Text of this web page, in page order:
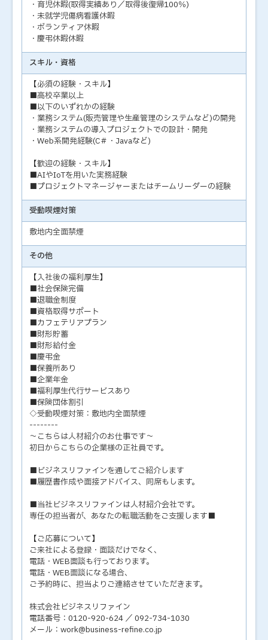
・育児休暇(取得実績あり／取得後復帰100％)
・未就学児傷病看護休暇
・ボランティア休暇
・慶弔休暇休暇
スキル・資格
【必須の経験・スキル】
■高校卒業以上
■以下のいずれかの経験
・業務システム(販売管理や生産管理のシステムなど)の開発
・業務システムの導入プロジェクトでの設計・開発
・Web系開発経験(C＃・Javaなど)
【歓迎の経験・スキル】
■AIやIoTを用いた実務経験
■プロジェクトマネージャーまたはチームリーダーの経験
受動喫煙対策
敷地内全面禁煙
その他
【入社後の福利厚生】
■社会保険完備
■退職金制度
■資格取得サポート
■カフェテリアプラン
■財形貯蓄
■財形給付金
■慶弔金
■保養所あり
■企業年金
■福利厚生代行サービスあり
■保険団体割引
◇受動喫煙対策：敷地内全面禁煙
--------
～こちらは人材紹介のお仕事です～
初日からこちらの企業様の正社員です。
■ビジネスリファインを通してご紹介します
■履歴書作成や面接アドバイス、同席もします。
■当社ビジネスリファインは人材紹介会社です。
専任の担当者が、あなたの転職活動をご支援します■
【ご応募について】
ご来社による登録・面談だけでなく、
電話・WEB面談も行っております。
電話・WEB面談になる場合、
ご予約時に、担当よりご連絡させていただきます。
株式会社ビジネスリファイン
電話番号：0120-920-624 ／ 092-734-1030
メール：work@business-refine.co.jp